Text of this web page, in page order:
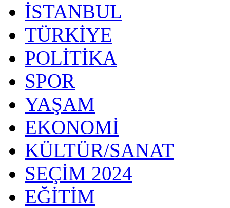
İSTANBUL
TÜRKİYE
POLİTİKA
SPOR
YAŞAM
EKONOMİ
KÜLTÜR/SANAT
SEÇİM 2024
EĞİTİM